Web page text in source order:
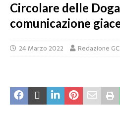
Circolare delle
comunicazione
24 Marzo 2022 Redazione GC